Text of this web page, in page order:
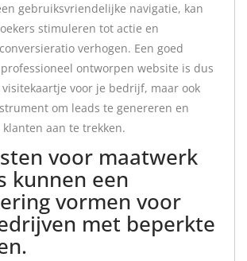
gebruiksvriendelijke navigatie, kan
stimuleren tot actie en
verhogen. Een goed
ontworpen website is dus
voor je bedrijf, maar ook
om leads te genereren en
aan te trekken.
voor maatwerk
kunnen een
vormen voor
met beperkte